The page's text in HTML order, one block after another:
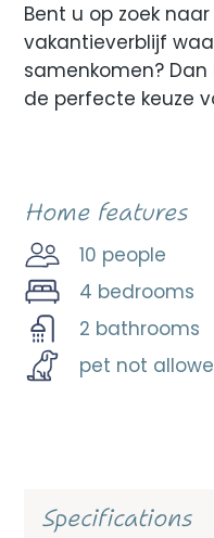
Bent u op zoek
vakantieverblijf
samenkomen?
de perfecte keuze
Home features
10 people
4 bedrooms
2 bathrooms
pet not
Specifications